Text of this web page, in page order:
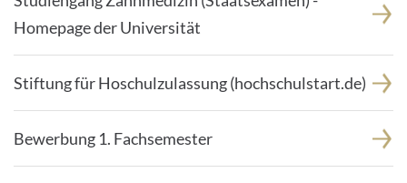
Homepage der Universität
Stiftung für Hoschulzulassung (hochschulstart.de)
Bewerbung 1. Fachsemester